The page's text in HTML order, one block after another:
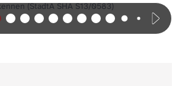
(StadtA SHA S13/0583)